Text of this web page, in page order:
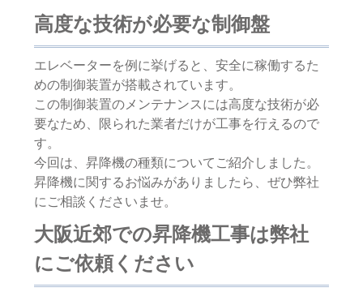
高度な技術が必要な制御盤
エレベーターを例に挙げると、安全に稼働するた
めの制御装置が搭載されています。
この制御装置のメンテナンスには高度な技術が必
要なため、限られた業者だけが工事を行えるので
す。
今回は、昇降機の種類についてご紹介しました。
昇降機に関するお悩みがありましたら、ぜひ弊社
にご相談くださいませ。
大阪近郊での昇降機工事は弊社
にご依頼ください